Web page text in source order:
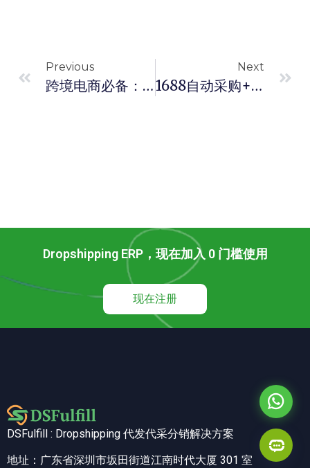
Previous
跨境电商必备：如何选择最适合的一件代发 ERP系统？
Next
1688自动采购+智能订单管理，DSFulfill如何优化跨境电商供应链？
Dropshipping ERP，现在加入 0 门槛使用
现在注册
DSFulfill : Dropshipping 代发代采分销解决方案
地址：广东省深圳市坂田街道江南时代大厦 301 室